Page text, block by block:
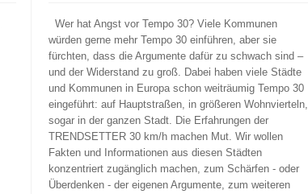
Wer hat Angst vor Tempo 30? Viele Kommunen
würden gerne mehr Tempo 30 einführen, aber sie
fürchten, dass die Argumente dafür zu schwach sind –
und der Widerstand zu groß. Dabei haben viele Städte
und Kommunen in Europa schon weiträumig Tempo 30
eingeführt: auf Hauptstraßen, in größeren Wohnvierteln,
sogar in der ganzen Stadt. Die Erfahrungen der
TRENDSETTER 30 km/h machen Mut. Wir wollen
Fakten und Informationen aus diesen Städten
konzentriert zugänglich machen, zum Schärfen - oder
Überdenken - der eigenen Argumente, zum weiteren